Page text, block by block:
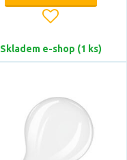
Skladem e-shop (1 ks)